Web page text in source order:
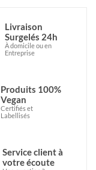
Livraison
Surgelés 24h
À domicile ou en
Entreprise
Produits 100%
Vegan
Certifiés et
Labellisés
Service client à
votre écoute